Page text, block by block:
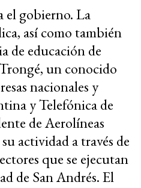
el gobierno. La
así como también
de educación de
un conocido
nacionales y
y Telefónica de
de Aerolíneas
actividad a través de
que se ejecutan
de San Andrés. El